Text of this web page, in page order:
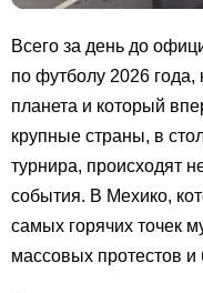
Всего за день до
по футболу 2026 года,
планета и который
крупные страны, в
турнира, происходят
события. В Мехико,
самых горячих точек
массовых протестов и